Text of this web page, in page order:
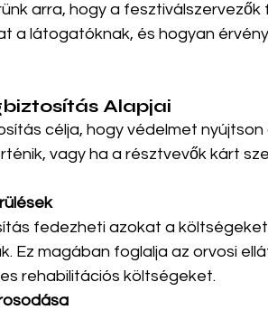
arra, hogy a
a látogatóknak, és hogyan
Alapjai
célja, hogy védelmet
vagy ha a résztvevők kárt
fedezheti azokat a
Ez magában foglalja az orvosi
rehabilitációs költségeket.